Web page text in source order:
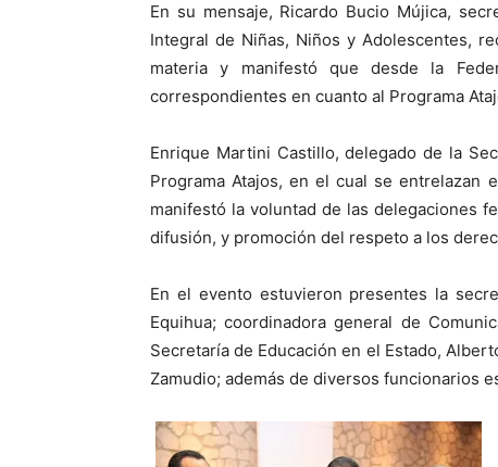
En su mensaje, Ricardo Bucio Mújica,
Integral de Niñas, Niños y Adolescentes,
materia y manifestó que desde la
correspondientes en cuanto al Programa
Enrique Martini Castillo, delegado de la
Programa Atajos, en el cual se entrelazan
manifestó la voluntad de las delegaciones
difusión, y promoción del respeto a los
En el evento estuvieron presentes la
Equihua; coordinadora general de
Secretaría de Educación en el Estado,
Zamudio; además de diversos funcionarios